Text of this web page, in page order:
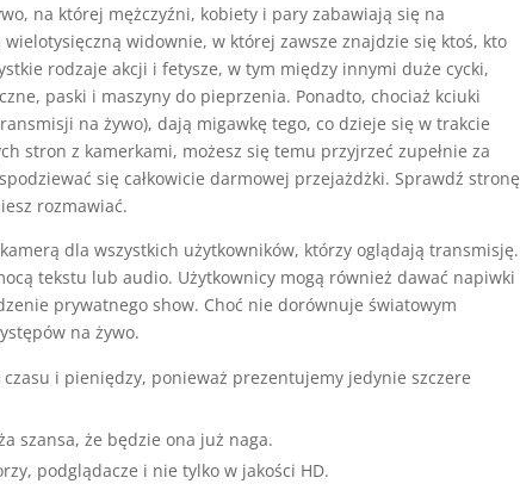
na której mężczyźni, kobiety i pary zabawiają się na
widownie, w której zawsze znajdzie się ktoś, kto
rodzaje akcji i fetysze, w tym między innymi duże cycki,
paski i maszyny do pieprzenia. Ponadto, chociaż kciuki
na żywo), dają migawkę tego, co dzieje się w trakcie
stron z kamerkami, możesz się temu przyjrzeć zupełnie za
się całkowicie darmowej przejażdżki. Sprawdź stronę
rozmawiać.
dla wszystkich użytkowników, którzy oglądają transmisję.
tekstu lub audio. Użytkownicy mogą również dawać napiwki
prywatnego show. Choć nie dorównuje światowym
na żywo.
i pieniędzy, ponieważ prezentujemy jedynie szczere
szansa, że będzie ona już naga.
podglądacze i nie tylko w jakości HD.